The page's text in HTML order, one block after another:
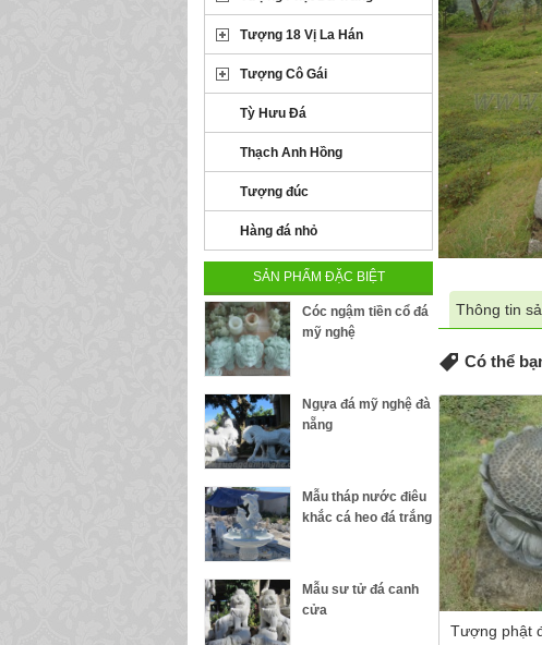
Thông tin
Có thể
Tượng phật
Tượng 18 Vị La Hán
Tượng Cô Gái
Tỳ Hưu Đá
Thạch Anh Hồng
Tượng đúc
Hàng đá nhỏ
SẢN PHẨM ĐẶC BIỆT
Cóc ngậm tiền cổ đá
mỹ nghệ
Ngựa đá mỹ nghệ đà
nẵng
Mẫu tháp nước điêu
khắc cá heo đá trắng
Mẫu sư tử đá canh
cửa